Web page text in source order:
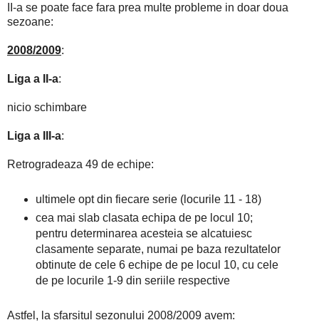
II-a se poate face fara prea multe probleme in doar doua
sezoane:
2008/2009:
Liga a II-a:
nicio schimbare
Liga a III-a:
Retrogradeaza 49 de echipe:
ultimele opt din fiecare serie (locurile 11 - 18)
cea mai slab clasata echipa de pe locul 10;
pentru determinarea acesteia se alcatuiesc
clasamente separate, numai pe baza rezultatelor
obtinute de cele 6 echipe de pe locul 10, cu cele
de pe locurile 1-9 din seriile respective
Astfel, la sfarsitul sezonului 2008/2009 avem: